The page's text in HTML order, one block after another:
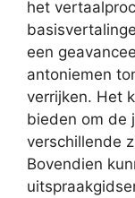
het
een
antoniemen
verrijken. Het
bieden om de
verschillende
Bovendien